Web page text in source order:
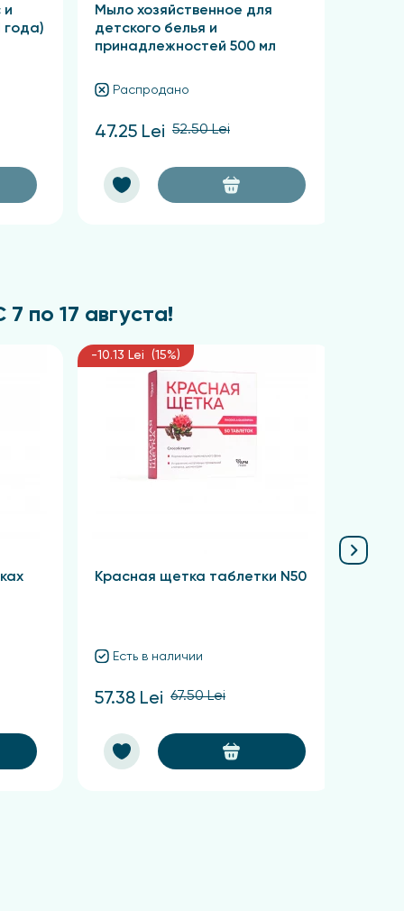
и
года)
Мыло хозяйственное для
детского белья и
принадлежностей 500 мл
Распродано
47.25 Lei 52.50 Lei
по 17 августа!
-10.13 Lei (15%)
Красная щетка таблетки N50
Есть в наличии
57.38 Lei 67.50 Lei